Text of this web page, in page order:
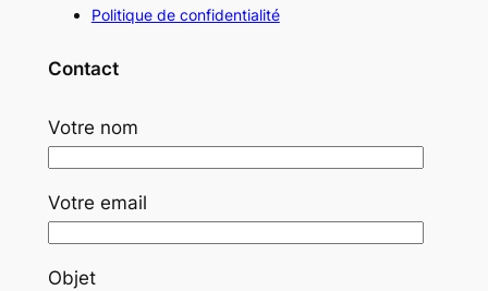
Politique de confidentialité
Contact
Votre nom
Votre email
Objet